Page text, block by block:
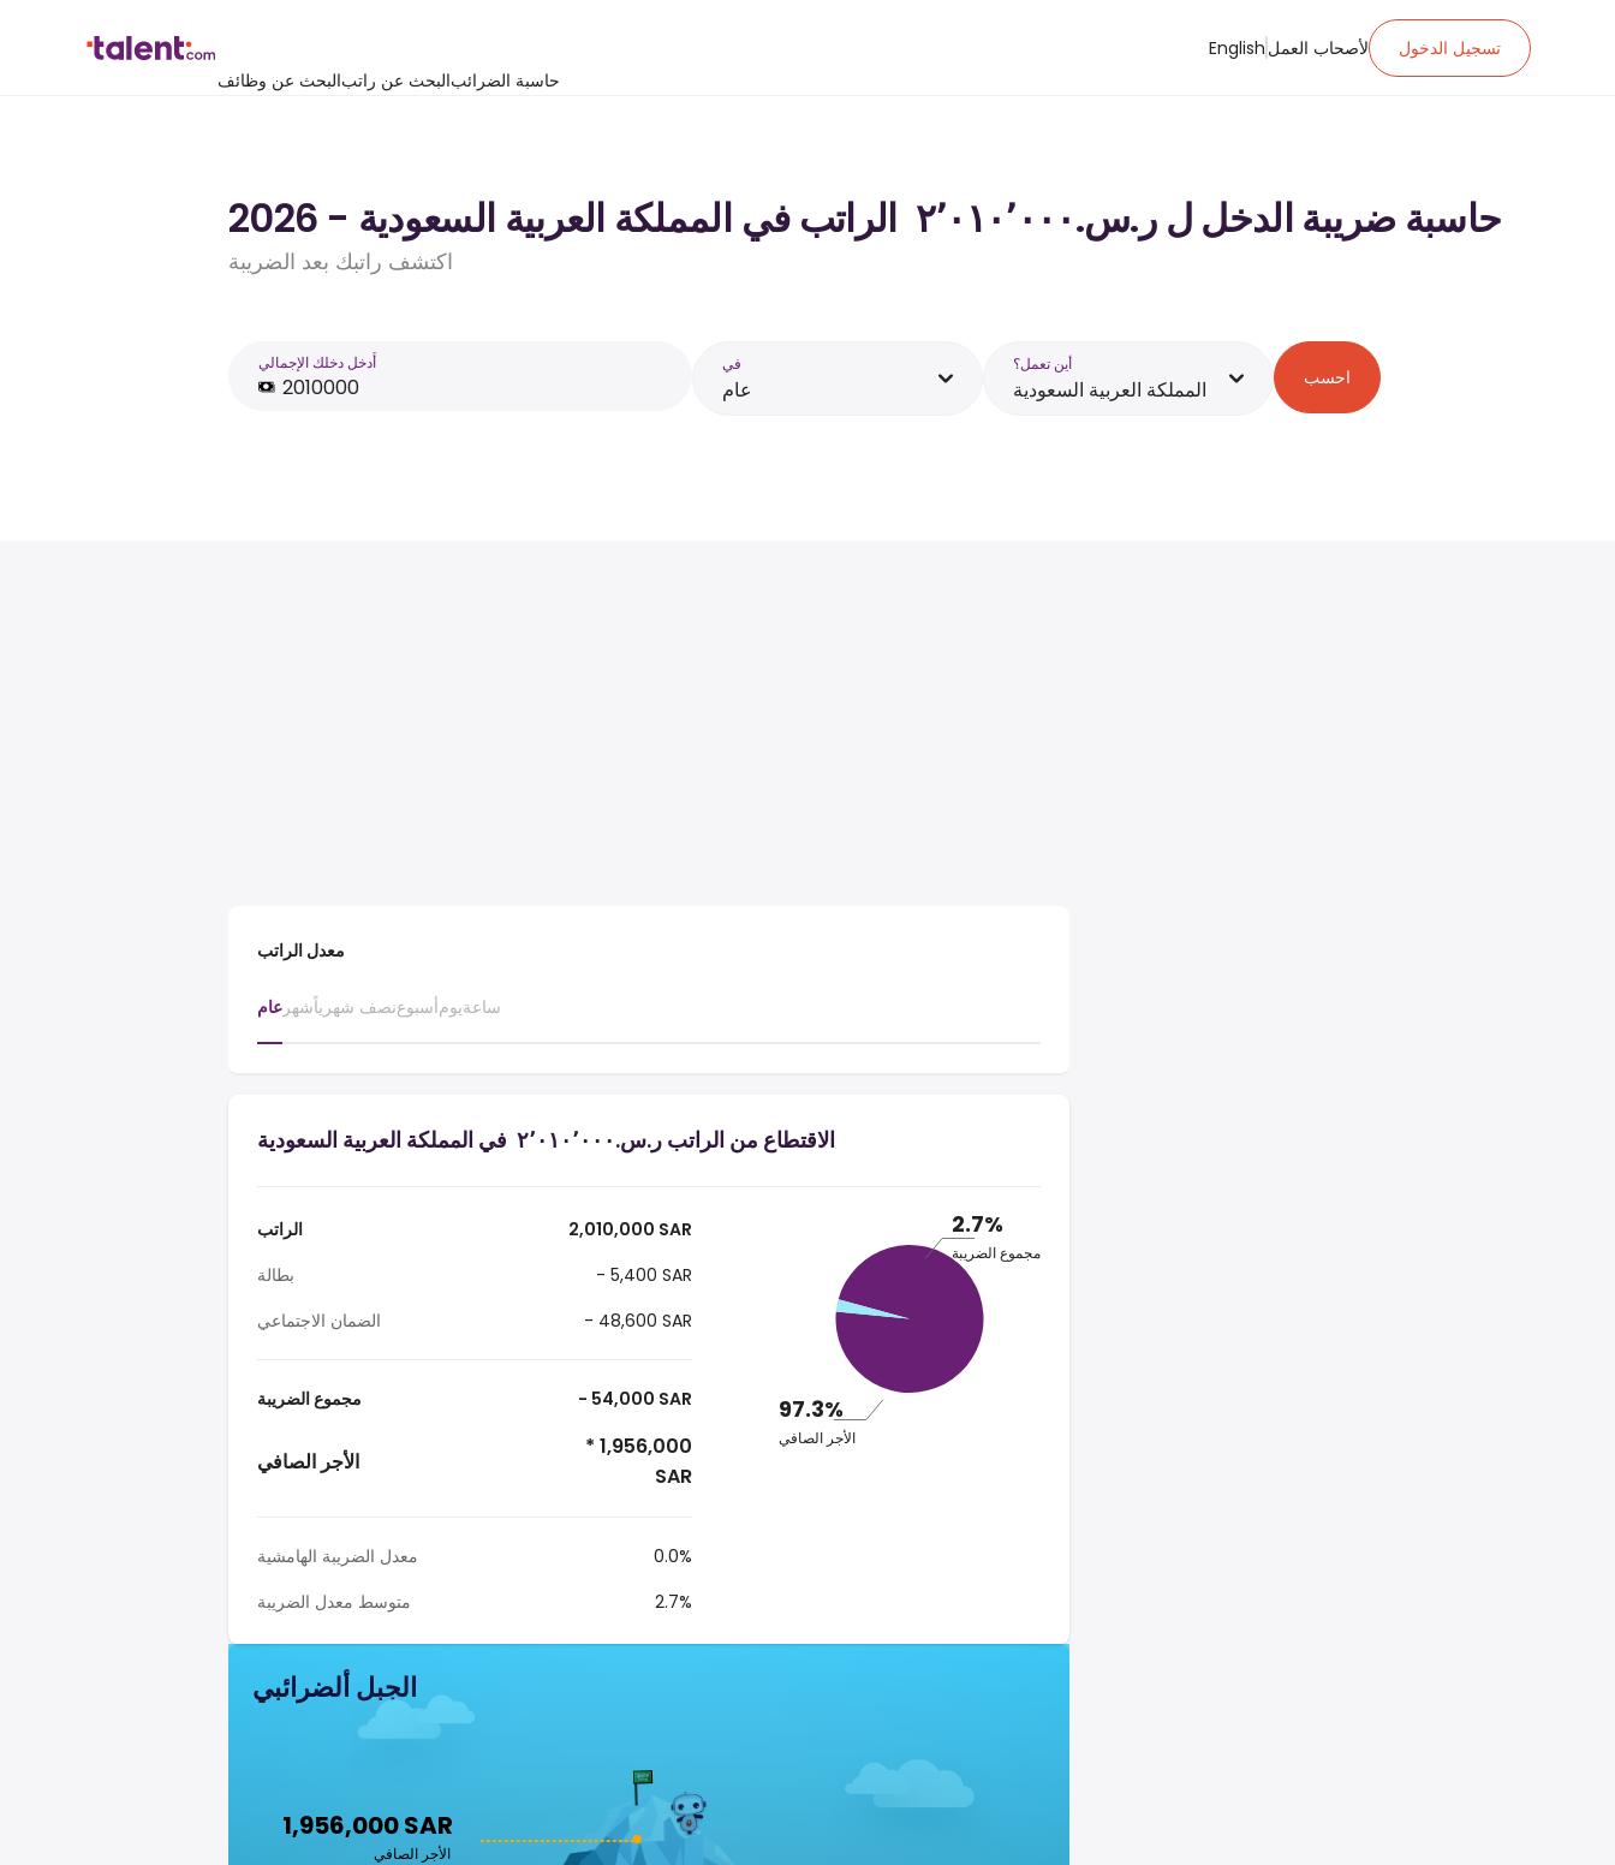
البحث عن وظائفالبحث عن راتبحاسبة الضرائب
English لأصحاب العمل تسجيل الدخول
حاسبة ضريبة الدخل ل ر.س.‏٢٬٠١٠٬٠٠٠ ‏ الراتب في المملكة العربية السعودية - 2026
اكتشف راتبك بعد الضريبة
أَدخل دخلك الإجمالي في
عام
أين تعمل؟
المملكة العربية السعودية احسب
معدل الراتب
عام شهرنصف شهرياًأسبوعيومساعة
الاقتطاع من الراتب ر.س.‏٢٬٠١٠٬٠٠٠ ‏ في المملكة العربية السعودية
الراتب
2,010,000 SAR
بطالة
- 5,400 SAR
الضمان الاجتماعي
- 48,600 SAR
مجموع الضريبة - 54,000 SAR
الأجر الصافي
* 1,956,000
SAR
معدل الضريبة الهامشية
0.0%
متوسط معدل الضريبة
2.7%
2.7%
مجموع الضريبة
97.3%
الأجر الصافي
الجبل ألضرائبي
1,956,000 SAR
الأجر الصافي